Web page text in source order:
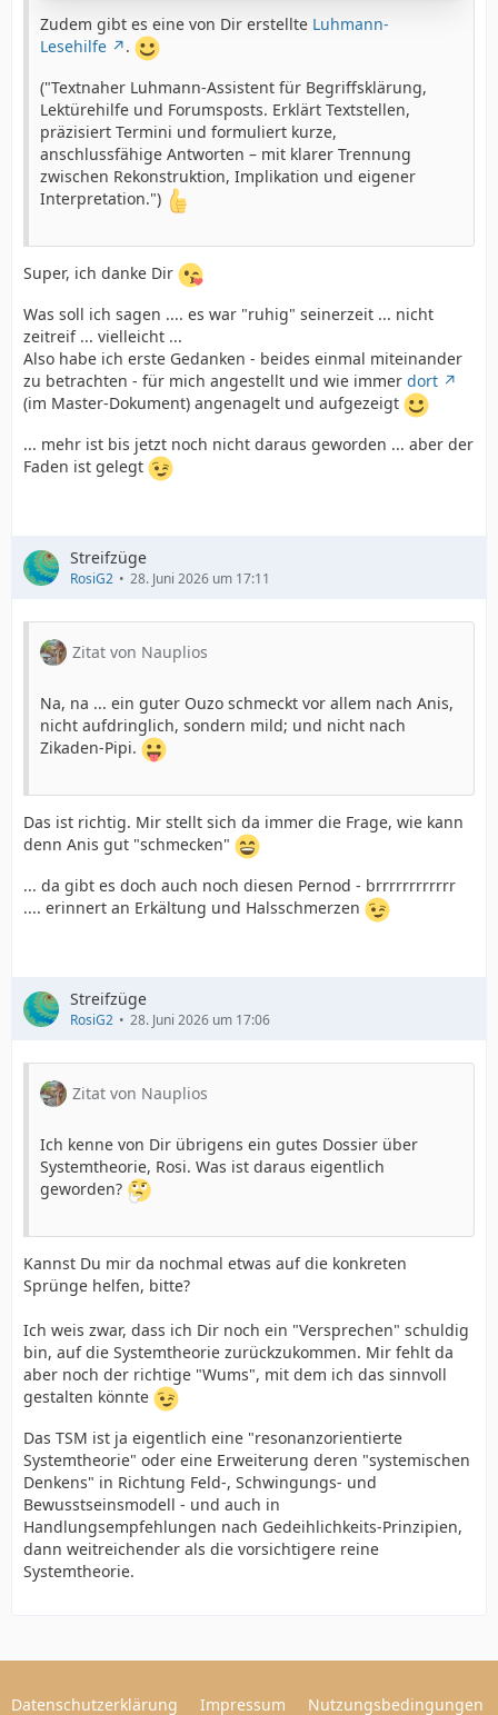
Zudem gibt es eine von Dir erstellte Luhmann-
Lesehilfe
.
("Textnaher Luhmann-Assistent für Begriffsklärung,
Lektürehilfe und Forumsposts. Erklärt Textstellen,
präzisiert Termini und formuliert kurze,
anschlussfähige Antworten – mit klarer Trennung
zwischen Rekonstruktion, Implikation und eigener
Interpretation.")
Super, ich danke Dir
Was soll ich sagen .... es war "ruhig" seinerzeit ... nicht
zeitreif ... vielleicht ...
Also habe ich erste Gedanken - beides einmal miteinander
zu betrachten - für mich angestellt und wie immer dort
(im Master-Dokument) angenagelt und aufgezeigt
... mehr ist bis jetzt noch nicht daraus geworden ... aber der
Faden ist gelegt
Streifzüge
RosiG2 28. Juni 2026 um 17:11
Zitat von Nauplios
Na, na ... ein guter Ouzo schmeckt vor allem nach Anis,
nicht aufdringlich, sondern mild; und nicht nach
Zikaden-Pipi.
Das ist richtig. Mir stellt sich da immer die Frage, wie kann
denn Anis gut "schmecken"
... da gibt es doch auch noch diesen Pernod - brrrrrrrrrrrr
.... erinnert an Erkältung und Halsschmerzen
Streifzüge
RosiG2 28. Juni 2026 um 17:06
Zitat von Nauplios
Ich kenne von Dir übrigens ein gutes Dossier über
Systemtheorie, Rosi. Was ist daraus eigentlich
geworden?
Kannst Du mir da nochmal etwas auf die konkreten
Sprünge helfen, bitte?
Ich weis zwar, dass ich Dir noch ein "Versprechen" schuldig
bin, auf die Systemtheorie zurückzukommen. Mir fehlt da
aber noch der richtige "Wums", mit dem ich das sinnvoll
gestalten könnte
Das TSM ist ja eigentlich eine "resonanzorientierte
Systemtheorie" oder eine Erweiterung deren "systemischen
Denkens" in Richtung Feld-, Schwingungs- und
Bewusstseinsmodell - und auch in
Handlungsempfehlungen nach Gedeihlichkeits-Prinzipien,
dann weitreichender als die vorsichtigere reine
Systemtheorie.
Datenschutzerklärung Impressum Nutzungsbedingungen